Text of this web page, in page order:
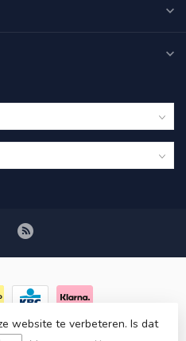
- Powered byLightspeed-
website te verbeteren. Is dat